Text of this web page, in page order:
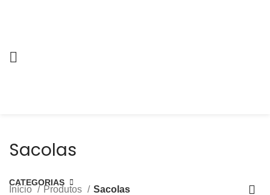
Sacolas
CATEGORIAS
Início Produtos Sacolas